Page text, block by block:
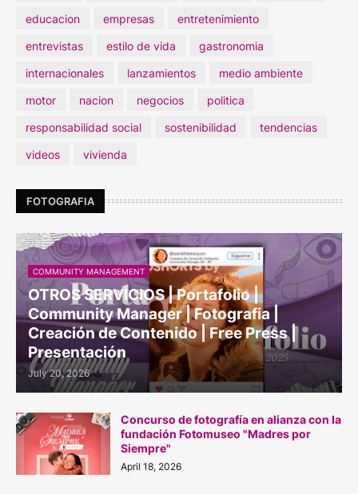
educacion
empresas
entretenimiento
entrevistas
estilo de vida
gastronomia
internacionales
lanzamientos
medio ambiente
motor
nacion negocios
politica
responsabilidad social
sostenibilidad
tendencias
videos
vivienda
FOTOGRAFIA
COMMUNITY MANAGEMENT
OTROS SERVICIOS | Portafolio |
Community Manager | Fotografia |
Creación de Contenido | Free Press |
Presentación
July 20, 2026
Concurso de fotografía en alianza con la
fundación Fotomuseo "Madres por
Siempre"
April 18, 2026